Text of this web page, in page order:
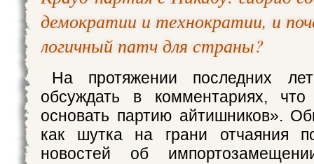
демократии и технократии, и
логичный патч для страны?
На протяжении последних
обсуждать в комментариях,
основать партию айтишников».
как шутка на грани отчаяния
новостей об